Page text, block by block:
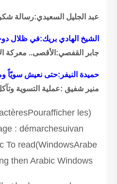
عبد الجليل السعيدي:رسالة شكر
الشيخ الهادي بريك:في ظلال
جابر القفصي:الأقصى.. معركة
حميدة النيفر:حتى نعيش سويّاً
منير شفيق :عملية التسوية
(
Pourafficher les
démarchesuivan
:
Arabe
Windows
)
To read
then Arabic Windows